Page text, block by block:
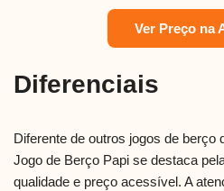
Ver Preço na
Diferenciais
Diferente de outros jogos de berço
Jogo de Berço Papi se destaca
qualidade e preço acessível. A